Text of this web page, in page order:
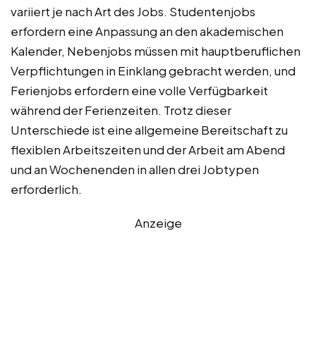
variiert je nach Art des Jobs. Studentenjobs
erfordern eine Anpassung an den akademischen
Kalender, Nebenjobs müssen mit hauptberuflichen
Verpflichtungen in Einklang gebracht werden, und
Ferienjobs erfordern eine volle Verfügbarkeit
während der Ferienzeiten. Trotz dieser
Unterschiede ist eine allgemeine Bereitschaft zu
flexiblen Arbeitszeiten und der Arbeit am Abend
und an Wochenenden in allen drei Jobtypen
erforderlich.
Anzeige